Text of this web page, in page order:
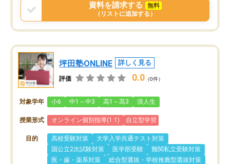
資料を請求する
無料
（リストに追加する）
坪田塾ONLINE 詳しく見る
評価 0.0 （0件）
対象学年 小6 中1～中3 高1～高3 浪人生
授業形式 オンライン個別指導(1:1) 自立型学習
目的 高校受験対策
大学入学共通テスト対策
国公立2次試験対策
医学部受験
難関私立受験対策
医・歯・薬系対策
総合型選抜・学校推薦型選抜対策